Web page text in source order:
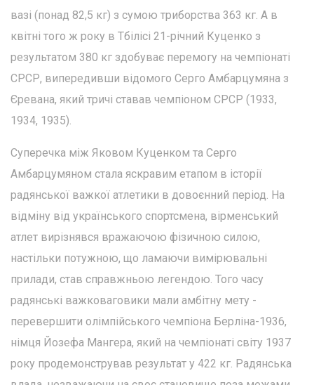
вазі (понад 82,5 кг) з сумою триборства 363 кг. А в
квітні того ж року в Тбілісі 21-річний Куценко з
результатом 380 кг здобуває перемогу на чемпіонаті
СРСР, випередивши відомого Серго Амбарцумяна з
Єревана, який тричі ставав чемпіоном СРСР (1933,
1934, 1935).
Суперечка між Яковом Куценком та Серго
Амбарцумяном стала яскравим етапом в історії
радянської важкої атлетики в довоєнний період. На
відміну від українського спортсмена, вірменський
атлет вирізнявся вражаючою фізичною силою,
настільки потужною, що ламаючи вимірювальні
прилади, став справжньою легендою. Того часу
радянські важковаговики мали амбітну мету -
перевершити олімпійського чемпіона Берліна-1936,
німця Йозефа Мангера, який на чемпіонаті світу 1937
року продемонстрував результат у 422 кг. Радянська